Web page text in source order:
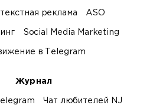
реклама ASO
Social Media Marketing
в Telegram
Журнал
Чат любителей NJ